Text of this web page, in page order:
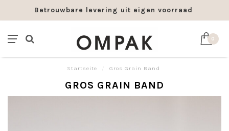
Betrouwbare levering uit eigen voorraad
0
Startseite Gros Grain Band
GROS GRAIN BAND